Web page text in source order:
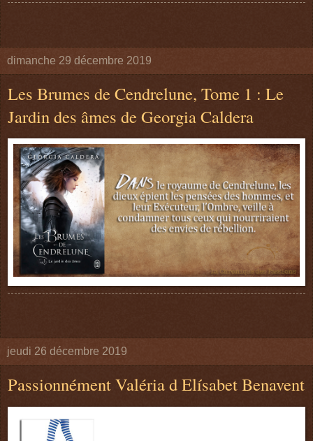
dimanche 29 décembre 2019
Les Brumes de Cendrelune, Tome 1 : Le
Jardin des âmes de Georgia Caldera
jeudi 26 décembre 2019
Passionnément Valéria d Elísabet Benavent